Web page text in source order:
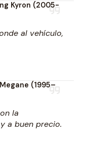
Kyron (2005-
al vehículo,
(1995–
la
a buen precio.